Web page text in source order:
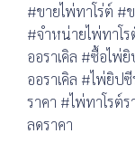
#ขายไพ่ทาโร่ต์ #
#จำหน่ายไพ่ทาโ
ออราเคิล #ซื้อไพ่
ออราเคิล #ไพ่ยิป
ราคา #ไพ่ทาโรต์
ลดราคา